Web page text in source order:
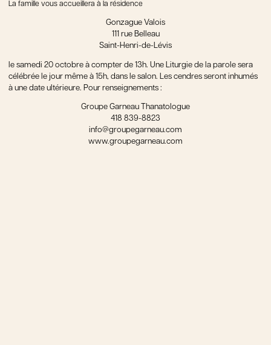
La famille vous accueillera à la résidence
Gonzague Valois
111 rue Belleau
Saint-Henri-de-Lévis
le samedi 20 octobre à compter de 13h. Une Liturgie de la parole sera
célébrée le jour même à 15h, dans le salon. Les cendres seront inhumés
à une date ultérieure. Pour renseignements :
Groupe Garneau Thanatologue
418 839-8823
info@groupegarneau.com
www.groupegarneau.com